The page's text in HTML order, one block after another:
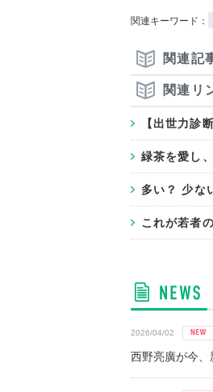
関連キーワード：
関連記
関連リ
【出世力診
緑茶を愛し
多い？ 少な
これが若者
2026/04/02
西野亮廣が今